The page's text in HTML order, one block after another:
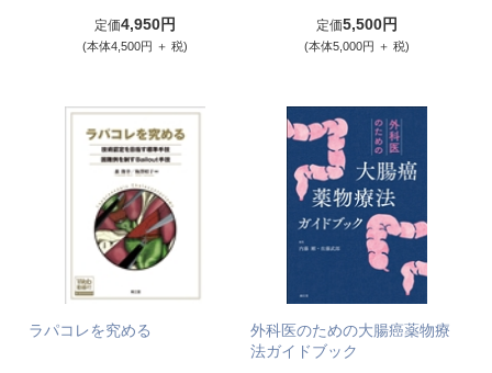
定価4,950円
(本体4,500円 ＋ 税)
定価5,500円
(本体5,000円 ＋ 税)
ラパコレを究める
外科医のための大腸癌薬物療
法ガイドブック